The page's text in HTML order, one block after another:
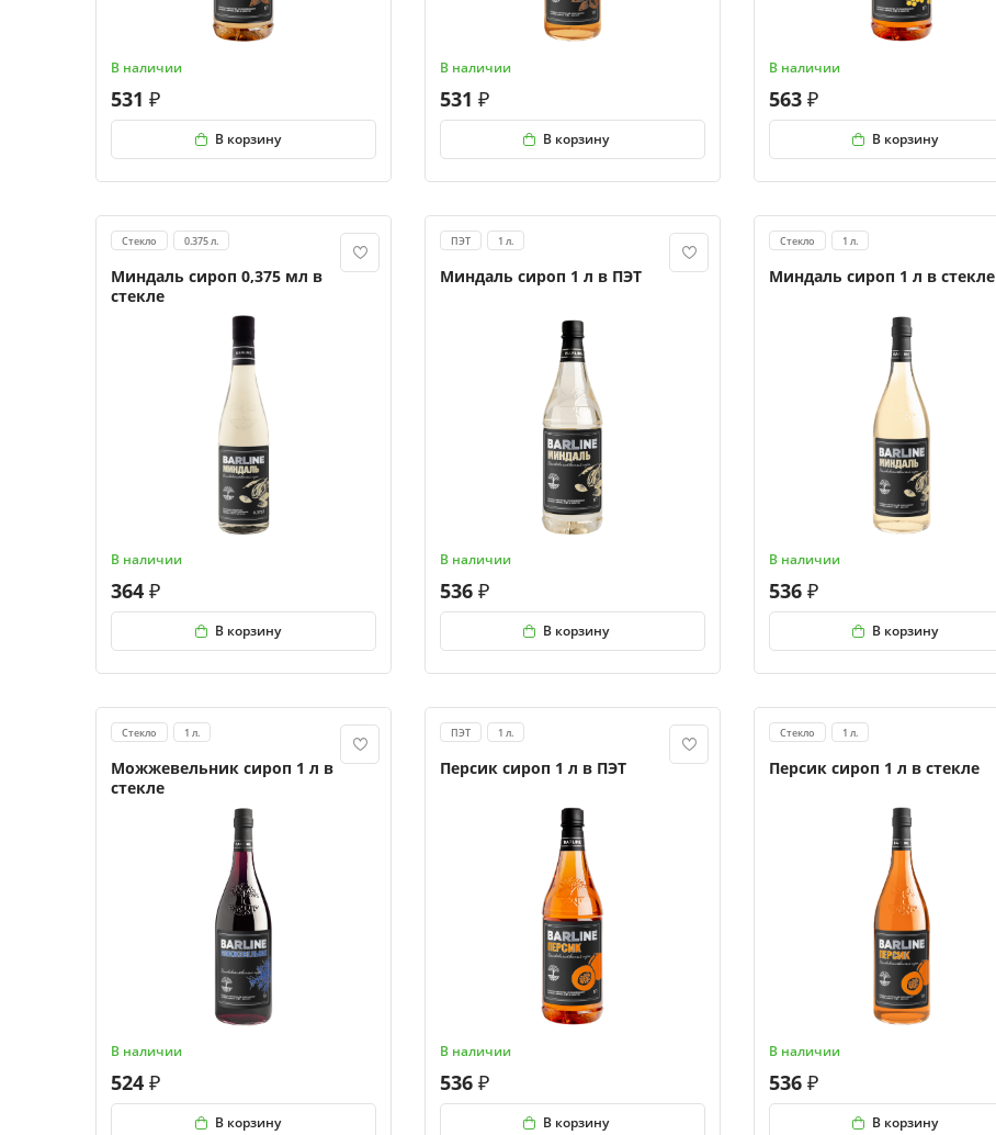
В наличии
531
В корзину
В наличии
531
В корзину
В наличии
563
В корзину
Стекло 0.375 л.
Миндаль сироп 0,375 мл в
стекле
В наличии
364
В корзину
ПЭТ 1 л.
Миндаль сироп 1 л в ПЭТ
В наличии
536
В корзину
Стекло 1 л.
Миндаль сироп 1 л в стекле
В наличии
536
В корзину
Стекло 1 л.
Можжевельник сироп 1 л в
стекле
В наличии
524
В корзину
ПЭТ 1 л.
Персик сироп 1 л в ПЭТ
В наличии
536
В корзину
Стекло 1 л.
Персик сироп 1 л в стекле
В наличии
536
В корзину